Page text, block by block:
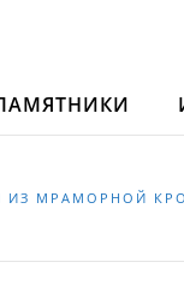
ИЗ МРАМОРНОЙ